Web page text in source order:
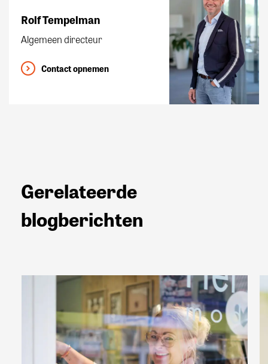
Rolf Tempelman
Algemeen directeur
Contact opnemen
Gerelateerde
blogberichten